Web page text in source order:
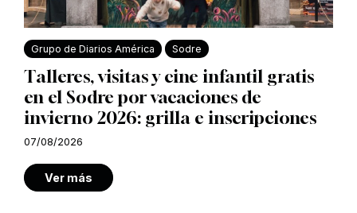
Grupo de Diarios América Sodre
Talleres, visitas y cine infantil gratis
en el Sodre por vacaciones de
invierno 2026: grilla e inscripciones
07/08/2026
Ver más